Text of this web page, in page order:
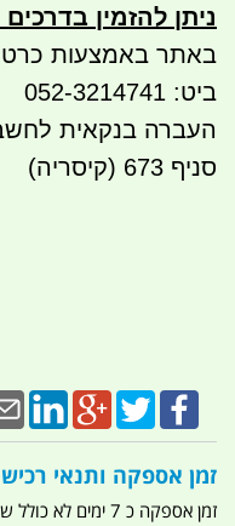
ניתן להזמין
באתר באמצעות
ביט: 052-3214741
סניף 673 (קיסריה)
זמן אספקה ותנאי
זמן אספקה כ 7